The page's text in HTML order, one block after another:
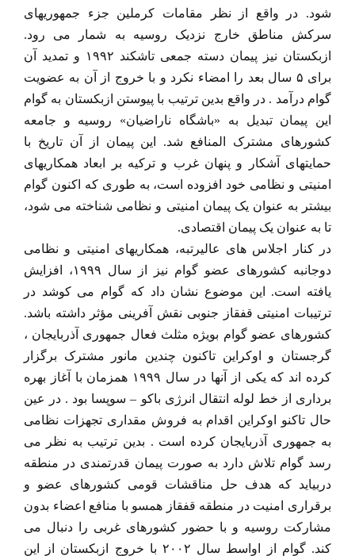
شود. در واقع از نظر مقامات کرملین جزء جمهوریهای
سرکش مناطق خارج نزدیک روسیه به شمار می رود.
ازبکستان نیز پیمان دسته جمعی تاشکند ۱۹۹۲ و تمدید آن
برای ۵ سال بعد را امضاء نکرد و با خروج از آن به عضویت
گوام درآمد . در واقع بدین ترتیب با پیوستن ازبکستان به گوام
این پیمان تبدیل به «باشگاه ناراضیان» روسیه و جامعه
کشورهای مشترک المنافع شد. این پیمان از آن تاریخ با
حمایتهای آشکار و پنهان غرب و ترکیه بر ابعاد همکاریهای
امنیتی و نظامی خود افزوده است، به طوری که اکنون گوام
بیشتر به عنوان یک پیمان امنیتی و نظامی شناخته می شود،
تا به عنوان یک پیمان اقتصادی.
در کنار اجلاس های عالیرتبه، همکاریهای امنیتی و نظامی
دوجانبه کشورهای عضو گوام نیز از سال ۱۹۹۹، افزایش
یافته است. این موضوع نشان داد که گوام می کوشد در
ترتیبات امنیتی قفقاز جنوبی نقش آفرینی مؤثر داشته باشد.
کشورهای عضو گوام بویژه مثلث فعال جمهوری آذربایجان ،
گرجستان و اوکراین تاکنون چندین مانور مشترک برگزار
کرده اند که یکی از آنها در سال ۱۹۹۹ همزمان با آغاز بهره
برداری از خط لوله انتقال انرژی باکو – سوپسا بود . در عین
حال تاکنو اوکراین اقدام به فروش مقداری تجهزات نظامی
به جمهوری آذربایجان کرده است . بدین ترتیب به نظر می
رسد گوام تلاش دارد به صورت پیمان قدرتمندی در منطقه
دربیاید که هدف حل مناقشات قومی کشورهای عضو و
برقراری امنیت در منطقه قفقاز همسو با منافع اعضاء بدون
مشارکت روسیه و با حضور کشورهای غربی را دنبال می
کند. گوام از اواسط سال ۲۰۰۲ با خروج ازبکستان از این